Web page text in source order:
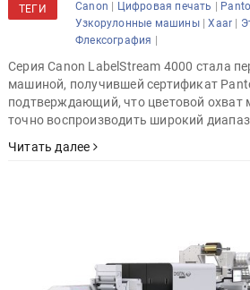
ТЕГИ Canon | Цифровая печать |
Узкорулонные машины|Xaar |
Флексография |
Серия Canon LabelStream 4000 стала
машиной, получившей сертификат
подтверждающий, что цветовой охват
точно воспроизводить широкий
Читать далее